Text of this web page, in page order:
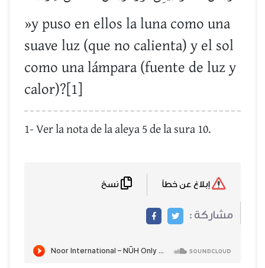
»y puso en ellos la luna como una
suave luz (que no calienta) y el sol
como una lámpara (fuente de luz y
calor)?[1]
1- Ver la nota de la aleya 5 de la sura 10.
مشاركة :